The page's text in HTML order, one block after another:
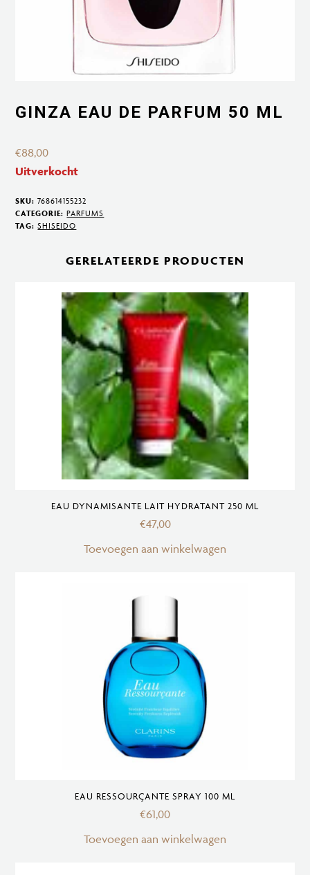
GINZA EAU DE PARFUM 50 ML
€88,00
Uitverkocht
SKU:768614155232
CATEGORIE:PARFUMS
TAG:SHISEIDO
GERELATEERDE PRODUCTEN
EAU DYNAMISANTE LAIT HYDRATANT 250 ML
€47,00
Toevoegen aan winkelwagen
EAU RESSOURÇANTE SPRAY 100 ML
€61,00
Toevoegen aan winkelwagen